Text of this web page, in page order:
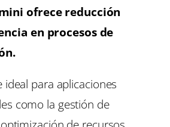
ofrece reducción
en procesos de
ideal para aplicaciones
como la gestión de